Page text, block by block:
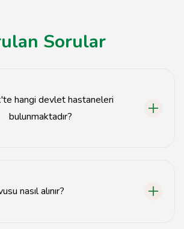
Sorular
hangi devlet hastaneleri
bulunmaktadır?
nasıl alınır?